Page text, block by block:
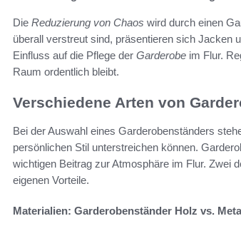
Die Reduzierung von Chaos wird durch einen
überall verstreut sind, präsentieren sich Jacken
Einfluss auf die Pflege der Garderobe im Flur.
Raum ordentlich bleibt.
Verschiedene Arten von
Bei der Auswahl eines Garderobenständers
persönlichen Stil unterstreichen können.
wichtigen Beitrag zur Atmosphäre im Flur. Zwei
eigenen Vorteile.
Materialien: Garderobenständer Holz vs.